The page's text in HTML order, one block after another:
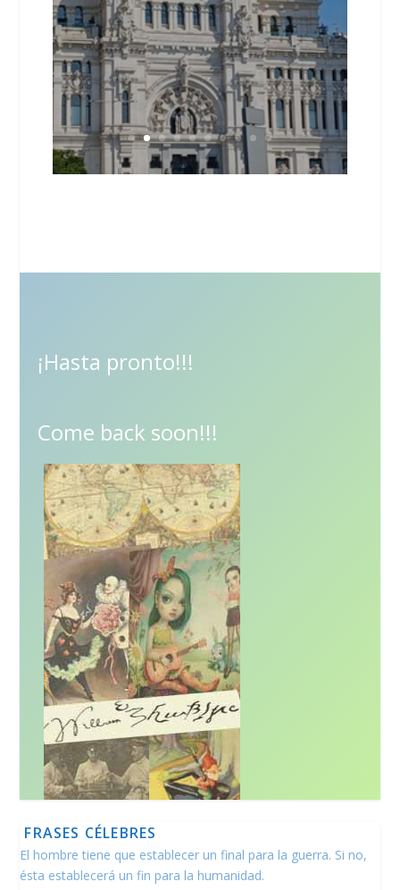
Leer más
¡Hasta pronto!!!
Come back soon!!!
FRASES CÉLEBRES
El hombre tiene que establecer un final para la guerra. Si no,
ésta establecerá un fin para la humanidad.